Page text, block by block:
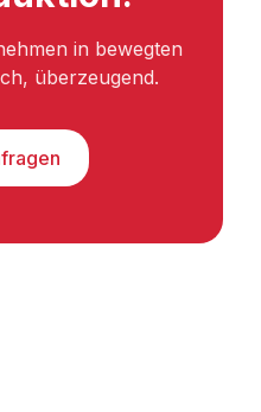
in bewegten
überzeugend.